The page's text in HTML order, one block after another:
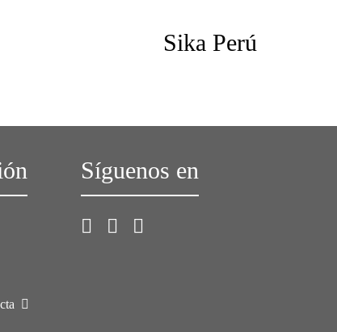
Sika Perú
Síguenos en